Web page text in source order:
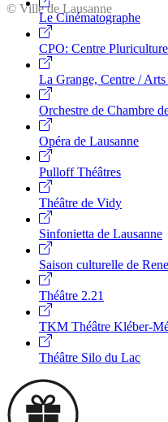
© Ville de Lausanne
Le Cinématographe
CPO: Centre
La Grange, Centre /
Orchestre de Chambre
Opéra de Lausanne
Pulloff Théâtres
Théâtre de Vidy
Sinfonietta de Lausanne
Saison culturelle de
Théâtre 2.21
TKM Théâtre Kléber-
Théâtre Silo du Lac